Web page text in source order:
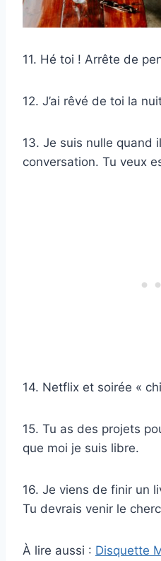
11. Hé toi ! Arrête de
12. J’ai rêvé de toi la
13. Je suis nulle quand
conversation. Tu veux
14. Netflix et soirée «
15. Tu as des projets
que moi je suis libre.
16. Je viens de finir un
Tu devrais venir le
À lire aussi : Disquette